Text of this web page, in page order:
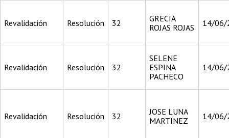
Revalidación Resolución 32
GRECIA
ROJAS ROJAS
14/06/
Revalidación Resolución 32
SELENE
ESPINA
PACHECO
14/06/
Revalidación Resolución 32
JOSE LUNA
MARTINEZ
14/06/